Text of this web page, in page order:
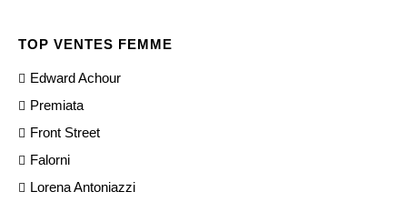
TOP VENTES FEMME
Edward Achour
Premiata
Front Street
Falorni
Lorena Antoniazzi